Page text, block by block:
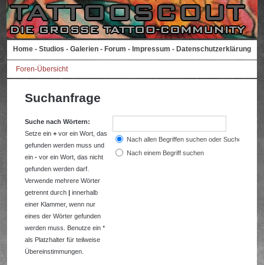
Home - Studios - Galerien - Forum - Impressum - Datenschutzerklärung
Foren-Übersicht
Suchanfrage
Suche nach Wörtern:
Setze ein+ vor ein Wort, das
gefunden werden muss und
ein- vor ein Wort, das nicht
gefunden werden darf.
Verwende mehrere Wörter
getrennt durch| innerhalb
einer Klammer, wenn nur
eines der Wörter gefunden
werden muss. Benutze ein *
als Platzhalter für teilweise
Übereinstimmungen.
Nach allen Begriffen suchen oder Suche wie
Nach einem Begriff suchen